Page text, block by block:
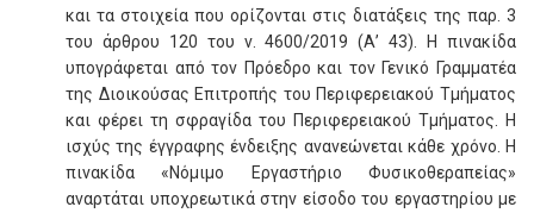
και τα στοιχεία που ορίζονται στις διατάξεις της παρ. 3
του άρθρου 120 του ν. 4600/2019 (Α’ 43). Η πινακίδα
υπογράφεται από τον Πρόεδρο και τον Γενικό Γραμματέα
της Διοικούσας Επιτροπής του Περιφερειακού Τμήματος
και φέρει τη σφραγίδα του Περιφερειακού Τμήματος. Η
ισχύς της έγγραφης ένδειξης ανανεώνεται κάθε χρόνο. Η
πινακίδα «Νόμιμο Εργαστήριο Φυσικοθεραπείας»
αναρτάται υποχρεωτικά στην είσοδο του εργαστηρίου με